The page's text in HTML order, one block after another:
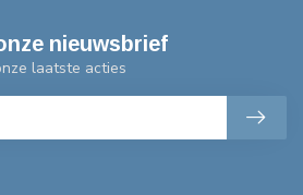
nieuwsbrief
laatste acties